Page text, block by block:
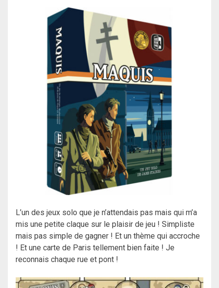
L’un des jeux solo que je n’attendais pas mais qui m’a
mis une petite claque sur le plaisir de jeu ! Simpliste
mais pas simple de gagner ! Et un thème qui accroche
! Et une carte de Paris tellement bien faite ! Je
reconnais chaque rue et pont !